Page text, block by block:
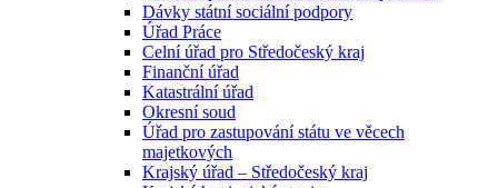
Dávky státní sociální podpory
Úřad Práce
Celní úřad pro Středočeský kraj
Finanční úřad
Katastrální úřad
Okresní soud
Úřad pro zastupování státu ve věcech
majetkových
Krajský úřad – Středočeský kraj